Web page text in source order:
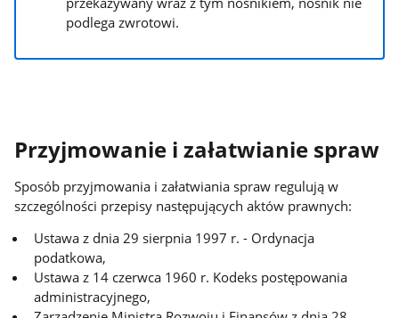
podlega zwrotowi.
Przyjmowanie i załatwianie spraw
Sposób przyjmowania i załatwiania spraw regulują w
szczególności przepisy następujących aktów prawnych:
Ustawa z dnia 29 sierpnia 1997 r. - Ordynacja
podatkowa,
Ustawa z 14 czerwca 1960 r. Kodeks postępowania
administracyjnego,